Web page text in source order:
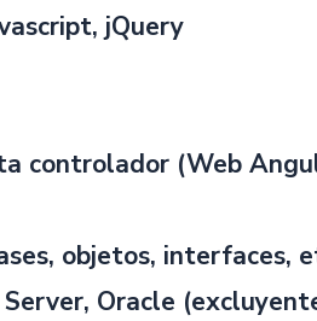
jQuery
controlador (Web
objetos, interfaces,
Oracle